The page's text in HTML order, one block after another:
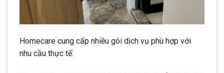
Homecare cung cấp nhiều gói dịch vụ phù hợp với
nhu cầu thực tế: